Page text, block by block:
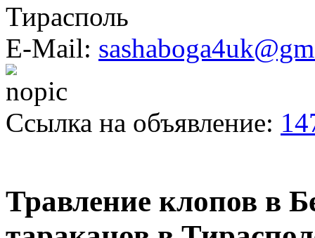
Тирасполь
E-Mail:
Ссылка на объявление:
Травление клопов в